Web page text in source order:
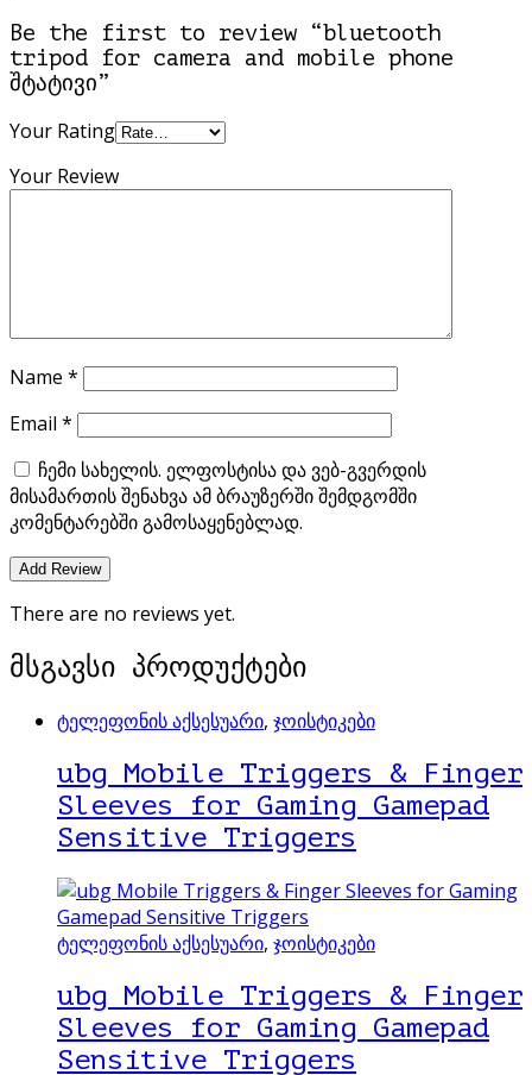
Be the first to review “bluetooth
tripod for camera and mobile phone
შტატივი”
Your Rating
Your Review
Name *
Email *
ჩემი სახელის. ელფოსტისა და ვებ-გვერდის
მისამართის შენახვა ამ ბრაუზერში შემდგომში
კომენტარებში გამოსაყენებლად.
There are no reviews yet.
მსგავსი პროდუქტები
ტელეფონის აქსესუარი, ჯოისტიკები
ubg Mobile Triggers & Finger
Sleeves for Gaming Gamepad
Sensitive Triggers
ტელეფონის აქსესუარი, ჯოისტიკები
ubg Mobile Triggers & Finger
Sleeves for Gaming Gamepad
Sensitive Triggers